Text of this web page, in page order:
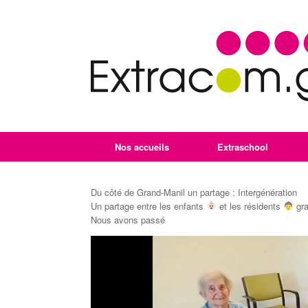
Nos accueils Extraschool
Du côté de Grand-Manil un partage : Intergénération
Un partage entre les enfants
et les résidents
Nous avons passé